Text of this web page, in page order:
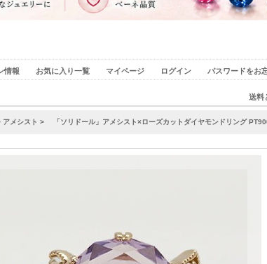
情報 お気に入り一覧 マイページ ログイン パスワードをお
送料
アメシスト > 「ソリドール」アメシスト×ローズカットダイヤモンドリング